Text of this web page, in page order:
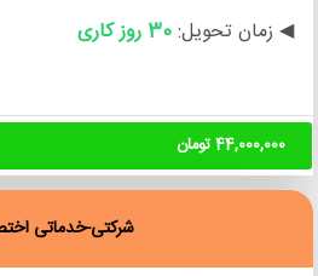
◀ زمان تحویل:30 روز کاری
44,000,000 تومان
شرکتی-خدماتی